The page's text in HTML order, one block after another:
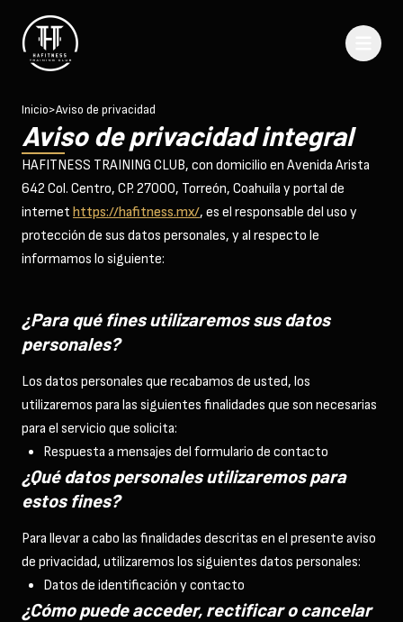
Inicio>Aviso de privacidad
Aviso de privacidad integral
HAFITNESS TRAINING CLUB, con domicilio en Avenida Arista
642 Col. Centro, CP. 27000, Torreón, Coahuila y portal de
internet https://hafitness.mx/, es el responsable del uso y
protección de sus datos personales, y al respecto le
informamos lo siguiente:
¿Para qué fines utilizaremos sus datos
personales?
Los datos personales que recabamos de usted, los
utilizaremos para las siguientes finalidades que son necesarias
para el servicio que solicita:
Respuesta a mensajes del formulario de contacto
¿Qué datos personales utilizaremos para
estos fines?
Para llevar a cabo las finalidades descritas en el presente aviso
de privacidad, utilizaremos los siguientes datos personales:
Datos de identificación y contacto
¿Cómo puede acceder, rectificar o cancelar